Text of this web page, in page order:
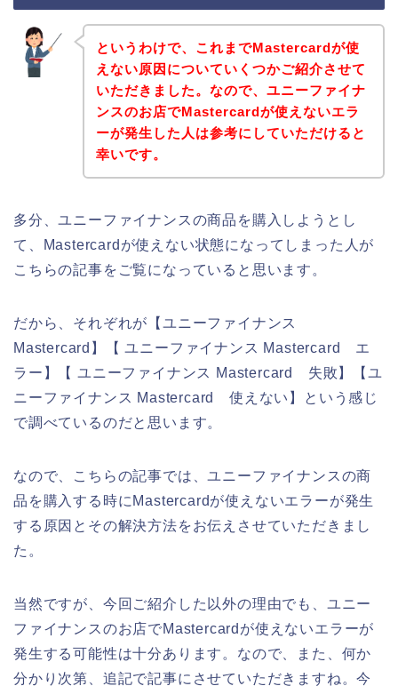
というわけで、これまでMastercardが使
えない原因についていくつかご紹介させて
いただきました。なので、ユニーファイナ
ンスのお店でMastercardが使えないエラ
ーが発生した人は参考にしていただけると
幸いです。
多分、ユニーファイナンスの商品を購入しようとし
て、Mastercardが使えない状態になってしまった人が
こちらの記事をご覧になっていると思います。
だから、それぞれが【ユニーファイナンス
Mastercard】【 ユニーファイナンス Mastercard エ
ラー】【 ユニーファイナンス Mastercard 失敗】【ユ
ニーファイナンス Mastercard 使えない】という感じ
で調べているのだと思います。
なので、こちらの記事では、ユニーファイナンスの商
品を購入する時にMastercardが使えないエラーが発生
する原因とその解決方法をお伝えさせていただきまし
た。
当然ですが、今回ご紹介した以外の理由でも、ユニー
ファイナンスのお店でMastercardが使えないエラーが
発生する可能性は十分あります。なので、また、何か
分かり次第、追記で記事にさせていただきますね。今